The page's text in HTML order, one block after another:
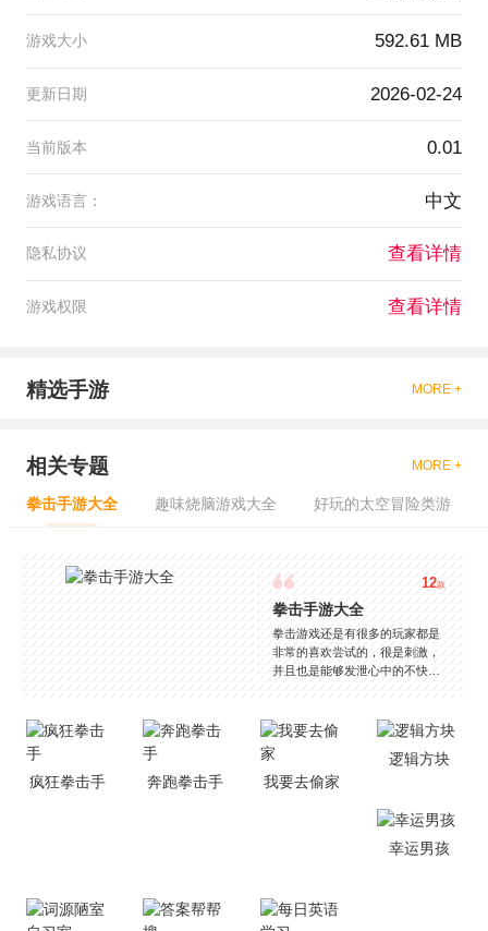
游戏大小 592.61 MB
更新日期 2026-02-24
当前版本 0.01
游戏语言： 中文
隐私协议 查看详情
游戏权限 查看详情
精选手游 MORE +
相关专题 MORE +
拳击手游大全 趣味烧脑游戏大全 好玩的太空冒险类游
12款
拳击手游大全
拳击游戏还是有很多的玩家都是
非常的喜欢尝试的，很是刺激，
并且也是能够发泄心中的不快
是一些格斗的游戏，其实是非常
的有趣，也是相当的刺激的，游
戏中是有一些不同的场景都是能
够去进行体验的，我们也是能够
就是收集了一些有意思的拳击游
戏，相信你们一定会喜欢的。
疯狂拳击手 奔跑拳击手 我要去偷家
逻辑方块
幸运男孩